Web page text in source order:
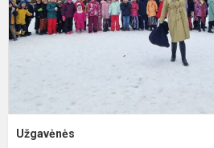
Užgavėnės